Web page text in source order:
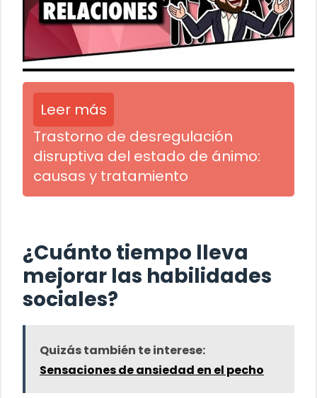
Leer más
Trastorno de desregulación
disruptiva del estado de ánimo:
causas y tratamiento
¿Cuánto tiempo lleva
mejorar las habilidades
sociales?
Quizás también te interese:
Sensaciones de ansiedad en el pecho